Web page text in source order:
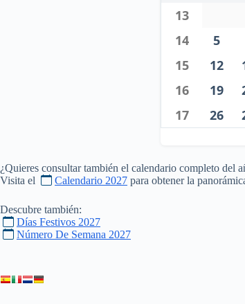
13
14
5
15
12
16
19
17
26
¿Quieres consultar también el calendario completo del
Visita el
Calendario 2027 para obtener la
Descubre también:
Días Festivos 2027
Número De Semana 2027